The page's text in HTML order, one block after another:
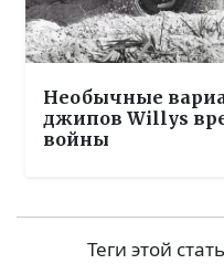
Необычные
джипов Willys
войны
Теги этой